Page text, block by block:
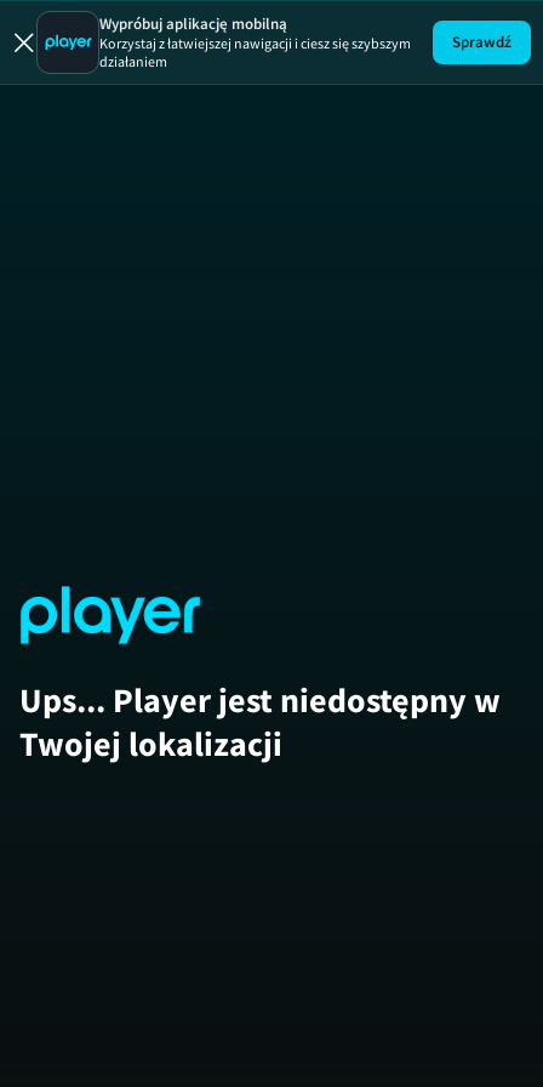
Morze złota
Wypróbuj aplikację mobilną
Korzystaj z łatwiejszej nawigacji i ciesz się szybszym
działaniem
Sprawdź
Ups... Player jest niedostępny w
Twojej lokalizacji